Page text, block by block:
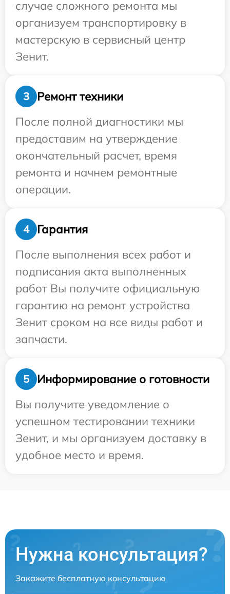
случае сложного ремонта мы
организуем транспортировку в
мастерскую в сервисный центр
Зенит.
3
Ремонт техники
После полной диагностики мы
предоставим на утверждение
окончательный расчет, время
ремонта и начнем ремонтные
операции.
4
Гарантия
После выполнения всех работ и
подписания акта выполненных
работ Вы получите официальную
гарантию на ремонт устройства
Зенит сроком на все виды работ и
запчасти.
5
Информирование о готовности
Вы получите уведомление о
успешном тестировании техники
Зенит, и мы организуем доставку в
удобное место и время.
Нужна консультация?
Закажите бесплатную консультацию